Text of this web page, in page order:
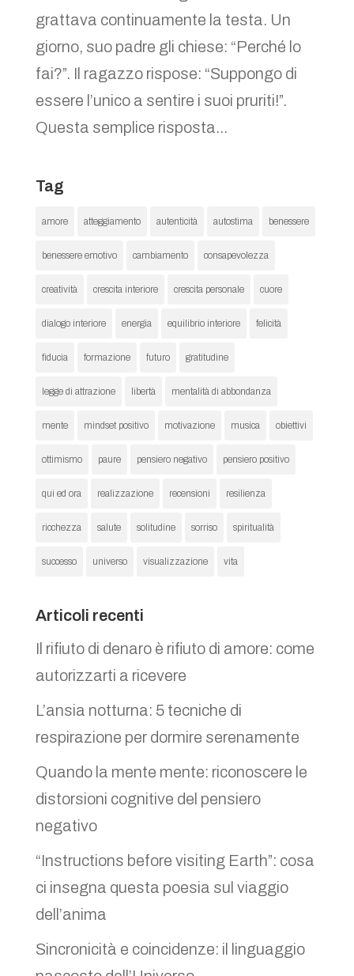
grattava continuamente la testa. Un
giorno, suo padre gli chiese: “Perché lo
fai?”. Il ragazzo rispose: “Suppongo di
essere l’unico a sentire i suoi pruriti!”.
Questa semplice risposta...
Tag
amore atteggiamento autenticità autostima benessere
benessere emotivo cambiamento consapevolezza
creatività crescita interiore crescita personale cuore
dialogo interiore energia equilibrio interiore felicità
fiducia formazione futuro gratitudine
legge di attrazione libertà mentalità di abbondanza
mente mindset positivo motivazione musica obiettivi
ottimismo paure pensiero negativo pensiero positivo
qui ed ora realizzazione recensioni resilienza
ricchezza salute solitudine sorriso spiritualità
successo universo visualizzazione vita
Articoli recenti
Il rifiuto di denaro è rifiuto di amore: come
autorizzarti a ricevere
L’ansia notturna: 5 tecniche di
respirazione per dormire serenamente
Quando la mente mente: riconoscere le
distorsioni cognitive del pensiero
negativo
“Instructions before visiting Earth”: cosa
ci insegna questa poesia sul viaggio
dell’anima
Sincronicità e coincidenze: il linguaggio